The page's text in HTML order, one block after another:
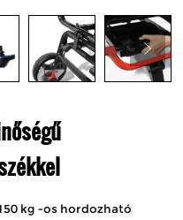
kg -os hordozható